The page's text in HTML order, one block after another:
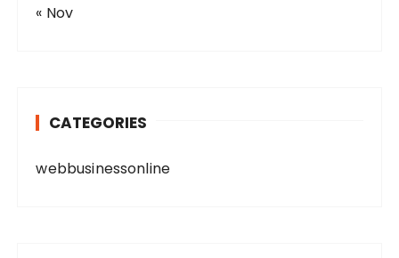
« Nov
CATEGORIES
webbusinessonline